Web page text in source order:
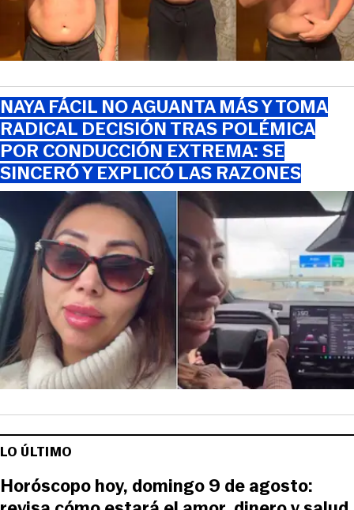
NAYA FÁCIL NO AGUANTA MÁS Y TOMA
RADICAL DECISIÓN TRAS POLÉMICA
POR CONDUCCIÓN EXTREMA: SE
SINCERÓ Y EXPLICÓ LAS RAZONES
LO ÚLTIMO
Horóscopo hoy, domingo 9 de agosto: